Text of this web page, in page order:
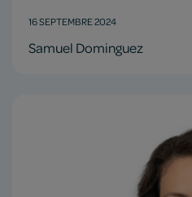
16 SEPTEMBRE 2024
Samuel Dominguez